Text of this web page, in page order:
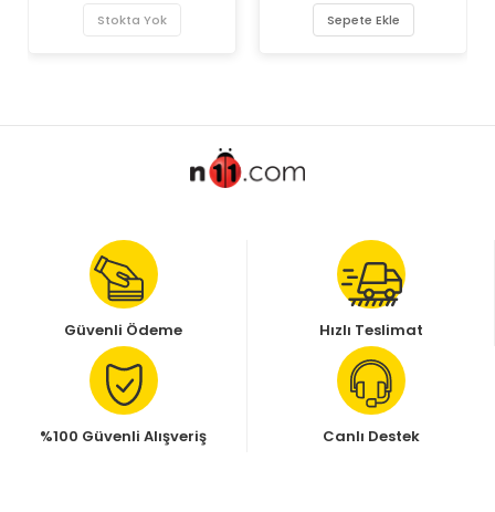
Stokta Yok Sepete Ekle
Güvenli Ödeme Hızlı Teslimat
%100 Güvenli Alışveriş Canlı Destek